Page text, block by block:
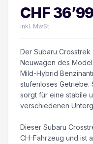
CHF
inkl. MwSt.
Der Subaru Crosstrek
Neuwagen des
Mild-Hybrid
stufenloses Getriebe.
sorgt für eine stabile
verschiedenen
Dieser Subaru
CH-Fahrzeug und ist